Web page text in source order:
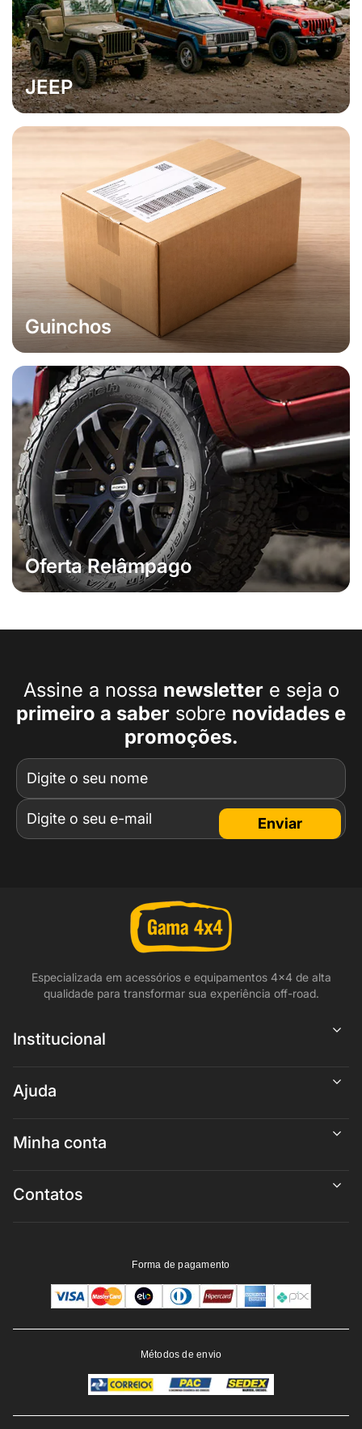
JEEP
Guinchos
Oferta Relâmpago
Assine a nossa newslettere seja o
primeiro a saber sobre novidades e
promoções.
Enviar
Especializada em acessórios e equipamentos 4x4 de alta
qualidade para transformar sua experiência off-road.
Institucional
Ajuda
Minha conta
Contatos
Forma de pagamento
Métodos de envio